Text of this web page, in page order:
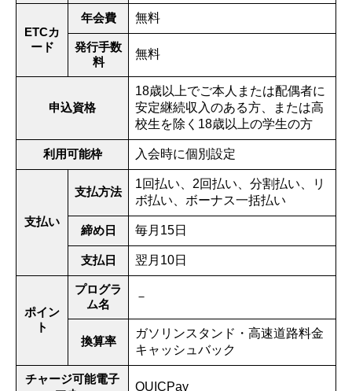
ETCカ
ード
年会費 無料
発行手数
料
無料
申込資格
18歳以上でご本人または配偶者に
安定継続収入のある方、または高
校生を除く18歳以上の学生の方
利用可能枠 入会時に個別設定
支払い
支払方法
1回払い、2回払い、分割払い、リ
ボ払い、ボーナス一括払い
締め日 毎月15日
支払日 翌月10日
ポイン
ト
プログラ
ム名
－
換算率
ガソリンスタンド・高速道路料金
キャッシュバック
チャージ可能電子
QUICPay